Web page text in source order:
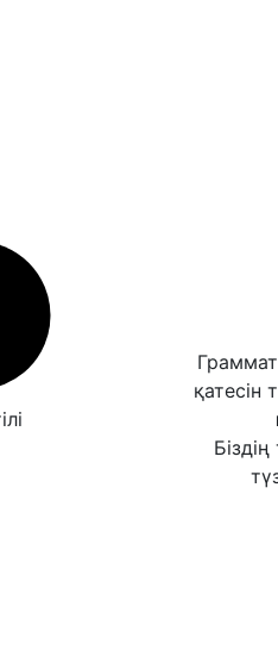
қатесін